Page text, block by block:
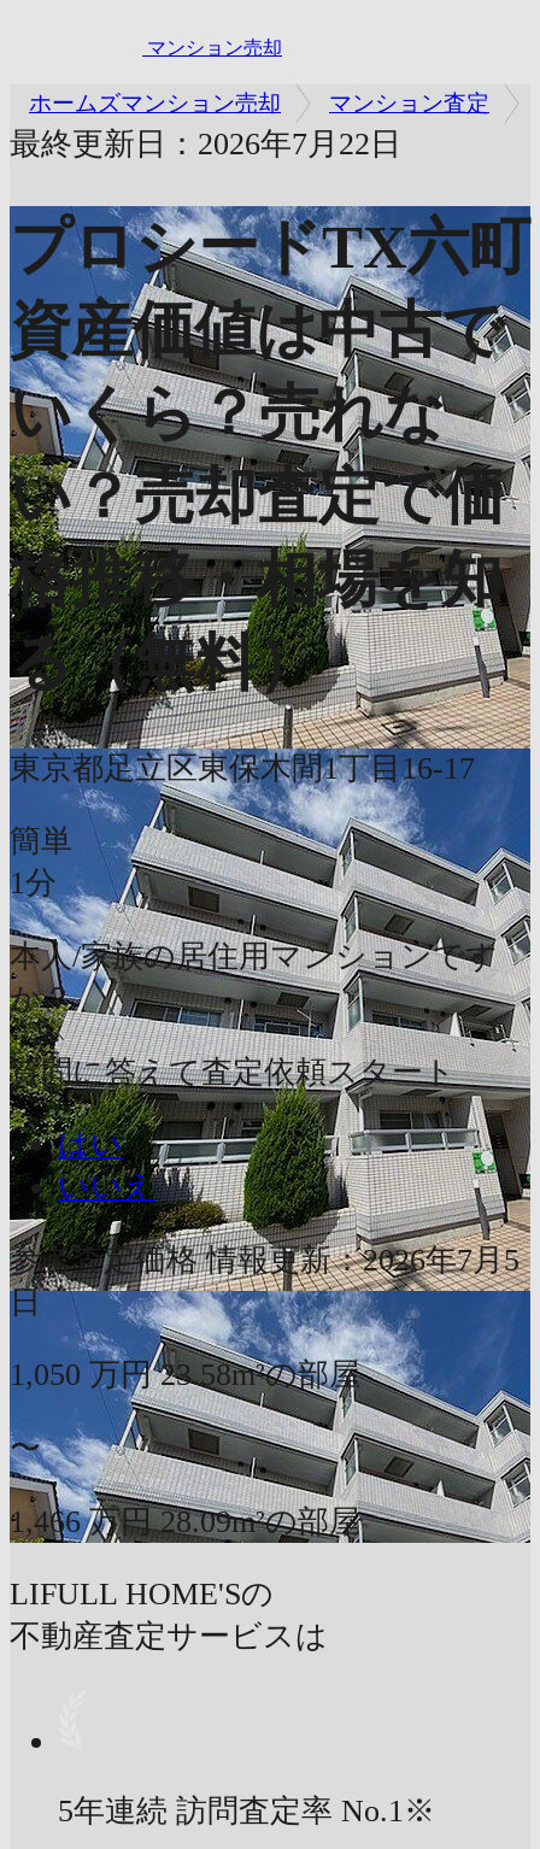
マンション売却
ホームズマンション売却 マンション査定
最終更新日：2026年7月22日
プロシードTX六町
資産価値は中古で
いくら？売れな
い？売却査定で価
格推移・相場を知
る（無料）
東京都足立区東保木間1丁目16-17
簡単
1分
本人/家族の居住用マンションです
か？
質問に答えて査定依頼スタート
はい
いいえ
参考査定価格 情報更新：2026年7月5
日
1,050 万円 23.58m²の部屋
〜
1,466 万円 28.09m²の部屋
LIFULL HOME'Sの
不動産査定サービスは
5年連続 訪問査定率 No.1※